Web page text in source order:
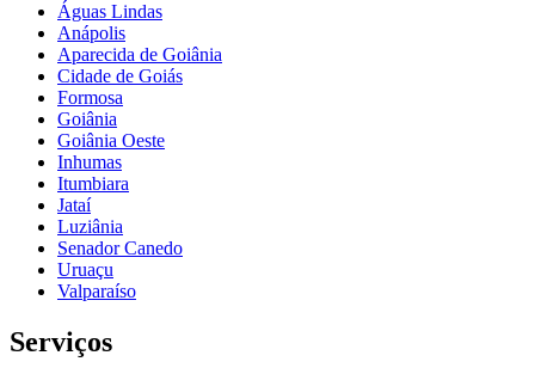
Águas Lindas
Anápolis
Aparecida de Goiânia
Cidade de Goiás
Formosa
Goiânia
Goiânia Oeste
Inhumas
Itumbiara
Jataí
Luziânia
Senador Canedo
Uruaçu
Valparaíso
Serviços